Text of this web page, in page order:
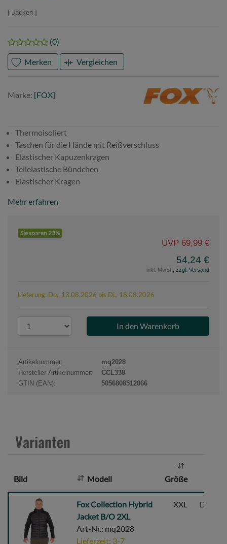
Jacken
(0)
Merken Vergleichen
Marke: [FOX]
FOX
Thermoisoliert
Taschen für die Hände mit Reißverschluss
Elastischer Kapuzenkragen
Teilelastische Bündchen
Elastischer Kragen
Mehr erfahren
Sie sparen 23%
UVP 69,99 €
54,24 €
inkl. MwSt., zzgl. Versand
Lieferung: Do., 13.08.2026 bis Di., 18.08.2026
r
d
u
k
a
:
Artikelnummer:
mq2028
Hersteller-Artikelnummer:
CCL338
GTIN (EAN):
5056808512066
Varianten
Bild Modell Größe
Collection
Hybrid
Jacket
Fox Collection Hybrid
Jacket B/O 2XL
Art-Nr.: mq2028
Lieferzeit: 3-7
XXL